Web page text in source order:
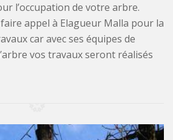
l’occupation de votre arbre.
appel à Elagueur Malla pour la
car avec ses équipes de
vos travaux seront réalisés